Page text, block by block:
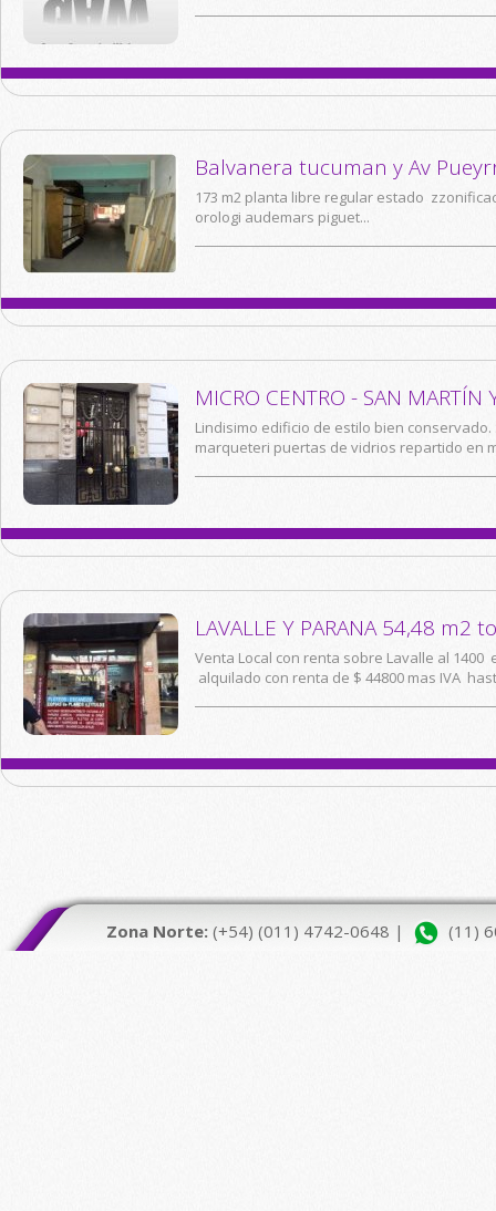
Balvanera tucuman y Av
173 m2 planta libre regular estado
orologi audemars piguet...
MICRO CENTRO - SAN
Lindisimo edificio de estilo bien
marqueteri puertas de vidrios repartido en
LAVALLE Y PARANA 54,48 m2
Venta Local con renta sobre Lavalle al
alquilado con renta de $ 44800 mas IVA
Zona Norte: (+54) (011) 4742-0648 | (11)